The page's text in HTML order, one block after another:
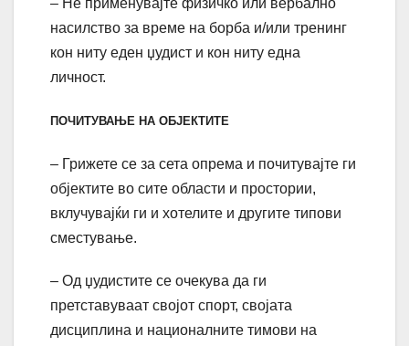
– Не применувајте физичко или вербално
насилство за време на борба и/или тренинг
кон ниту еден џудист и кон ниту една
личност.
ПОЧИТУВАЊЕ НА ОБЈЕКТИТЕ
– Грижете се за сета опрема и почитувајте ги
објектите во сите области и простории,
вклучувајќи ги и хотелите и другите типови
сместување.
– Од џудистите се очекува да ги
претставуваат својот спорт, својата
дисциплина и националните тимови на